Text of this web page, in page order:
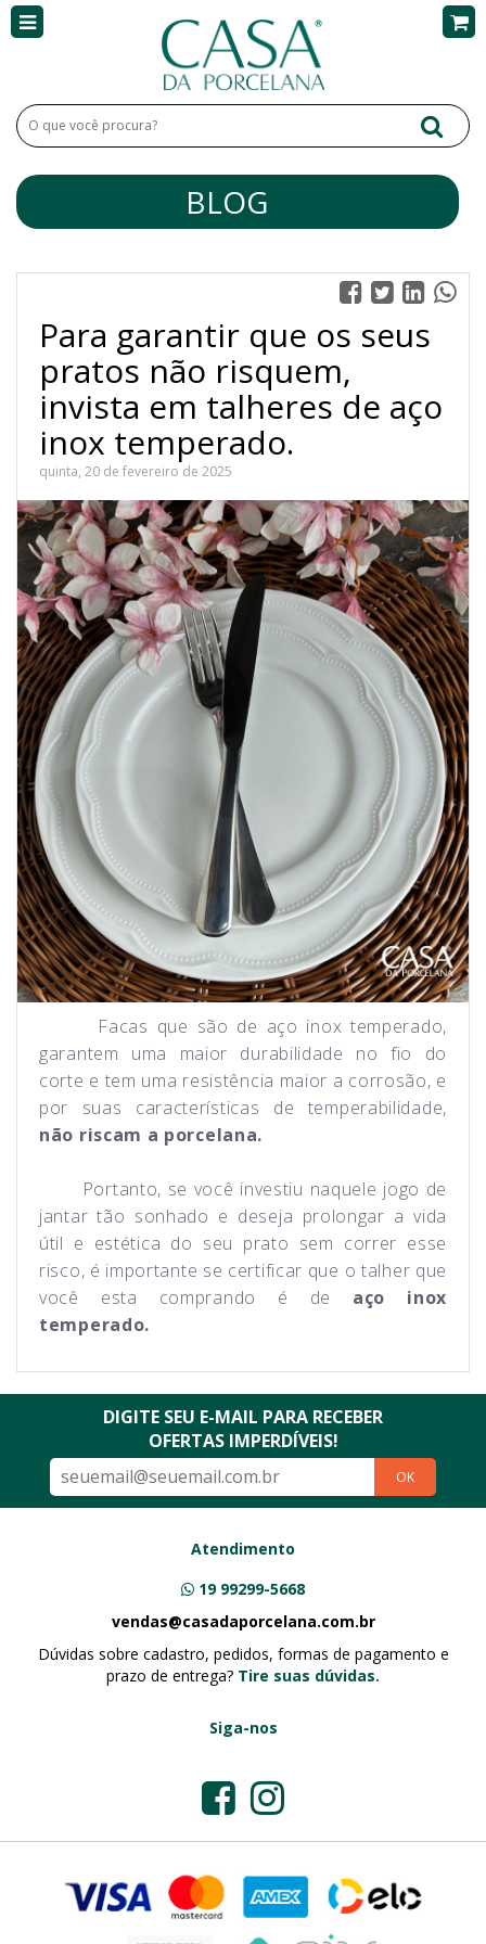
BLOG
Para garantir que os seus
pratos não risquem,
invista em talheres de aço
inox temperado.
quinta, 20 de fevereiro de 2025
Facas que são de aço inox temperado,
garantem uma maior durabilidade no fio do
corte e tem uma resistência maior a corrosão, e
por suas características de temperabilidade,
não riscam a porcelana.
Portanto, se você investiu naquele jogo de
jantar tão sonhado e deseja prolongar a vida
útil e estética do seu prato sem correr esse
risco, é importante se certificar que o talher que
você esta comprando é de aço inox
temperado.
DIGITE SEU E-MAIL PARA RECEBER
OFERTAS IMPERDÍVEIS!
OK
Atendimento
19 99299-5668
vendas@casadaporcelana.com.br
Dúvidas sobre cadastro, pedidos, formas de pagamento e
prazo de entrega? Tire suas dúvidas.
Siga-nos